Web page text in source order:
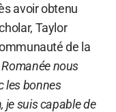
avoir obtenu
Taylor
de la
nous
les bonnes
je suis capable de